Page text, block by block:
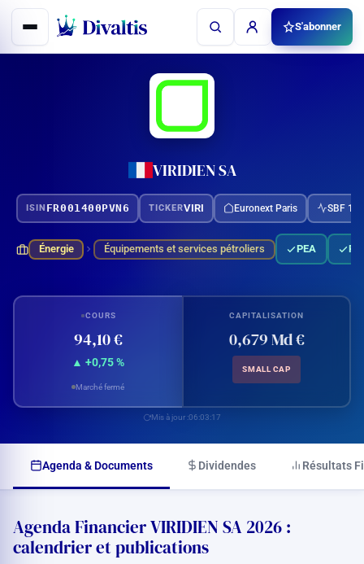
Aller
contenu
S'abonner
VIRIDIEN SA
ISIN FR001400PVN6 TICKERVIRI Euronext Paris SBF 120
Énergie Équipements et services pétroliers PEA
COURS
94,10 €
▲ +0,75 %
Marché fermé
CAPITALISATION
0,679 Md €
SMALL CAP
Mis à jour :06:03:17
Agenda & Documents Dividendes Résultats
Agenda Financier VIRIDIEN SA 2026 :
calendrier et publications